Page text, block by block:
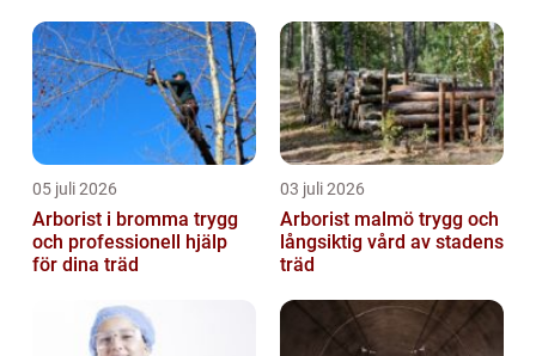
05 juli 2026
Arborist i bromma trygg
och professionell hjälp
för dina träd
03 juli 2026
Arborist malmö trygg och
långsiktig vård av stadens
träd